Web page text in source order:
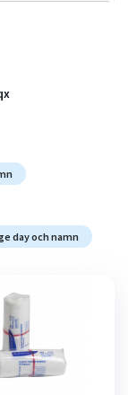
day och namn